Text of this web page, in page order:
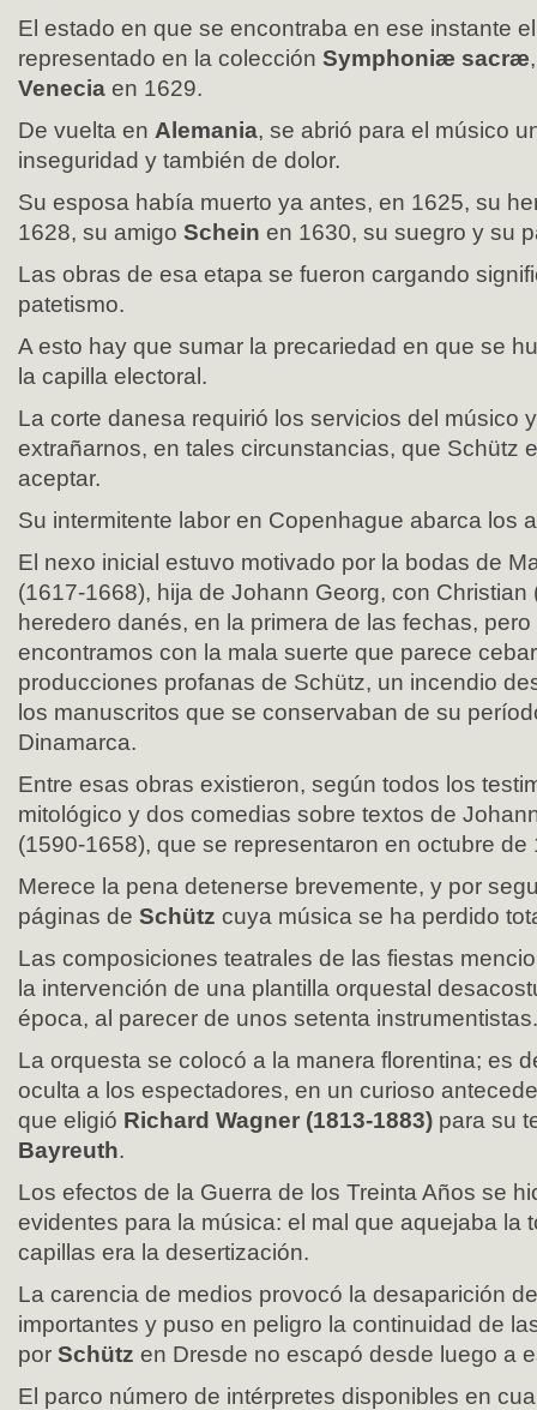
El estado en que se encontraba en ese instante
representado en la colección Symphoniæ sacræ
Venecia en 1629.
De vuelta en Alemania, se abrió para el músico
inseguridad y también de dolor.
Su esposa había muerto ya antes, en 1625, su
1628, su amigo Schein en 1630, su suegro y su
Las obras de esa etapa se fueron cargando
patetismo.
A esto hay que sumar la precariedad en que se
la capilla electoral.
La corte danesa requirió los servicios del músico
extrañarnos, en tales circunstancias, que Schütz
aceptar.
Su intermitente labor en Copenhague abarca los
El nexo inicial estuvo motivado por la bodas de
(1617-1668), hija de Johann Georg, con Christian
heredero danés, en la primera de las fechas,
encontramos con la mala suerte que parece
producciones profanas de Schütz, un incendio
los manuscritos que se conservaban de su
Dinamarca.
Entre esas obras existieron, según todos los
mitológico y dos comedias sobre textos de
(1590-1658), que se representaron en octubre de
Merece la pena detenerse brevemente, y por
páginas de Schütz cuya música se ha perdido
Las composiciones teatrales de las fiestas
la intervención de una plantilla orquestal
época, al parecer de unos setenta instrumentistas.
La orquesta se colocó a la manera florentina; es
oculta a los espectadores, en un curioso
que eligió Richard Wagner (1813-1883) para su
Bayreuth.
Los efectos de la Guerra de los Treinta Años se
evidentes para la música: el mal que aquejaba la
capillas era la desertización.
La carencia de medios provocó la desaparición
importantes y puso en peligro la continuidad de
por Schütz en Dresde no escapó desde luego a
El parco número de intérpretes disponibles en